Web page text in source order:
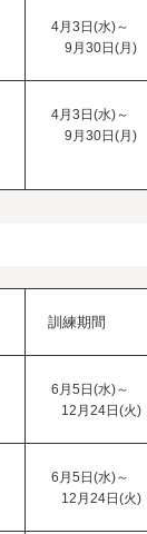
4月3日(水)～
9月30日(月)
4月3日(水)～
9月30日(月)
訓練期間
6月5日(水)～
12月24日(火)
6月5日(水)～
12月24日(火)